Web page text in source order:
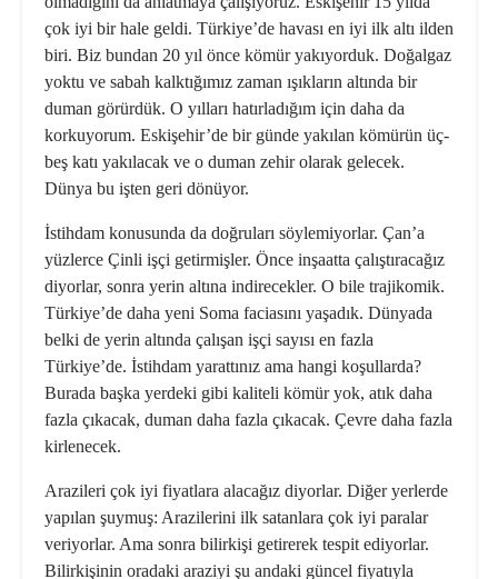
çok iyi bir hale geldi. Türkiye’de havası en iyi ilk altı ilden
biri. Biz bundan 20 yıl önce kömür yakıyorduk. Doğalgaz
yoktu ve sabah kalktığımız zaman ışıkların altında bir
duman görürdük. O yılları hatırladığım için daha da
korkuyorum. Eskişehir’de bir günde yakılan kömürün üç-
beş katı yakılacak ve o duman zehir olarak gelecek.
Dünya bu işten geri dönüyor.
İstihdam konusunda da doğruları söylemiyorlar. Çan’a
yüzlerce Çinli işçi getirmişler. Önce inşaatta çalıştıracağız
diyorlar, sonra yerin altına indirecekler. O bile trajikomik.
Türkiye’de daha yeni Soma faciasını yaşadık. Dünyada
belki de yerin altında çalışan işçi sayısı en fazla
Türkiye’de. İstihdam yarattınız ama hangi koşullarda?
Burada başka yerdeki gibi kaliteli kömür yok, atık daha
fazla çıkacak, duman daha fazla çıkacak. Çevre daha fazla
kirlenecek.
Arazileri çok iyi fiyatlara alacağız diyorlar. Diğer yerlerde
yapılan şuy­muş: Arazilerini ilk satanlara çok iyi paralar
veriyorlar. Ama sonra bilir­kişi getirerek tespit ediyorlar.
Bi­lirkişinin oradaki araziyi şu andaki güncel fiyatıyla